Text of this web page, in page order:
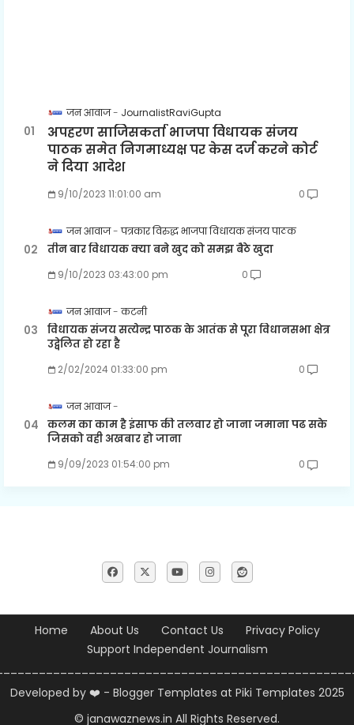
जन आवाज JournalistRaviGupta
अपहरण साजिसकर्ता भाजपा विधायक संजय
पाठक समेत निगमाध्यक्ष पर केस दर्ज करने कोर्ट
ने दिया आदेश
9/10/2023 11:01:00 am 0
जन आवाज पत्रकार विरुद्ध भाजपा विधायक संजय पाठक
तीन बार विधायक क्या बने खुद को समझ बैठे खुदा
9/10/2023 03:43:00 pm 0
जन आवाज कटनी
विधायक संजय सत्येन्द्र पाठक के आतंक से पूरा विधानसभा क्षेत्र
उद्वेलित हो रहा है
2/02/2024 01:33:00 pm 0
जन आवाज
कलम का काम है इंसाफ की तलवार हो जाना जमाना पढ सके
जिसको वही अखबार हो जाना
9/09/2023 01:54:00 pm 0
Home About Us Contact Us
Privacy Policy
Support Independent Journalism
Developed by ❤️ - Blogger Templates at Piki Templates 2025
© janawaznews.in All Rights Reserved.